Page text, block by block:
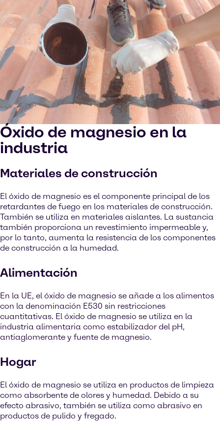
Óxido de magnesio en la
industria
Materiales de construcción
El óxido de magnesio es el componente principal de los
retardantes de fuego en los materiales de construcción.
También se utiliza en materiales aislantes. La sustancia
también proporciona un revestimiento impermeable y,
por lo tanto, aumenta la resistencia de los componentes
de construcción a la humedad.
Alimentación
En la UE, el óxido de magnesio se añade a los alimentos
con la denominación E530 sin restricciones
cuantitativas. El óxido de magnesio se utiliza en la
industria alimentaria como estabilizador del pH,
antiaglomerante y fuente de magnesio.
Hogar
El óxido de magnesio se utiliza en productos de limpieza
como absorbente de olores y humedad. Debido a su
efecto abrasivo, también se utiliza como abrasivo en
productos de pulido y fregado.